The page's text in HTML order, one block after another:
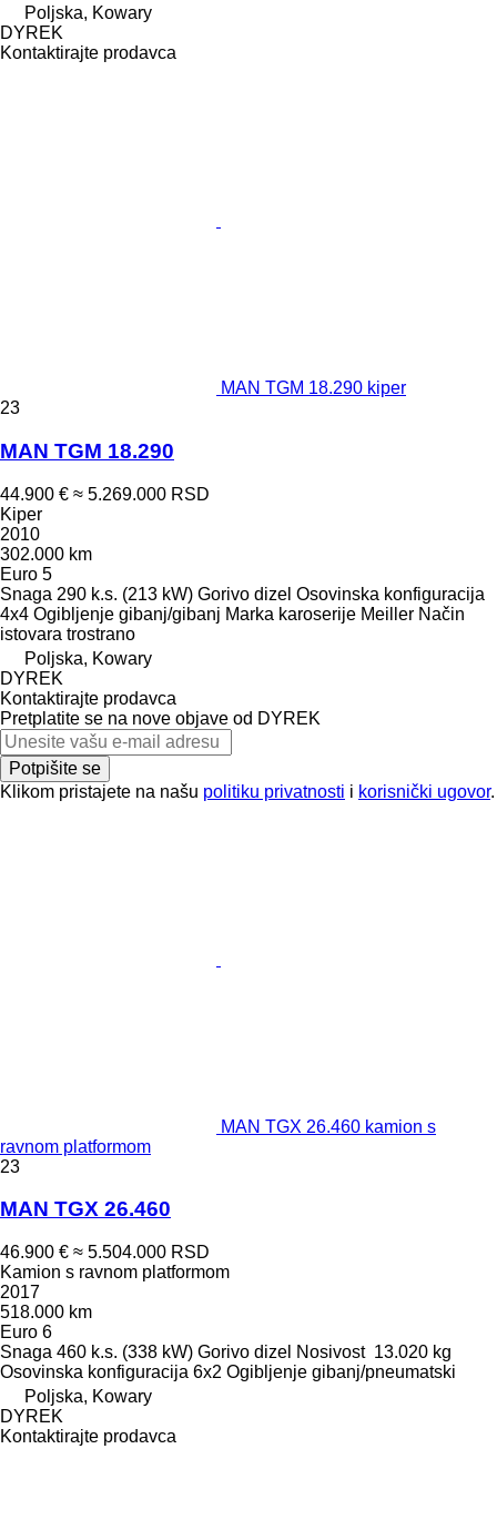
Poljska, Kowary
DYREK
Kontaktirajte prodavca
MAN TGM 18.290 kiper
23
MAN TGM 18.290
44.900 € ≈ 5.269.000 RSD
Kiper
2010
302.000 km
Euro 5
Snaga 290 k.s. (213 kW) Gorivo dizel Osovinska konfiguracija
4x4 Ogibljenje gibanj/gibanj Marka karoserije Meiller Način
istovara trostrano
Poljska, Kowary
DYREK
Kontaktirajte prodavca
Pretplatite se na nove objave od DYREK
Potpišite se
Klikom pristajete na našu politiku privatnosti i korisnički ugovor.
MAN TGX 26.460 kamion s
ravnom platformom
23
MAN TGX 26.460
46.900 € ≈ 5.504.000 RSD
Kamion s ravnom platformom
2017
518.000 km
Euro 6
Snaga 460 k.s. (338 kW) Gorivo dizel Nosivost 13.020 kg
Osovinska konfiguracija 6x2 Ogibljenje gibanj/pneumatski
Poljska, Kowary
DYREK
Kontaktirajte prodavca